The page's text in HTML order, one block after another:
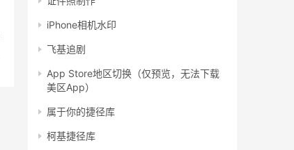
iPhone相机水印
飞基追剧
App Store地区切换（仅预览，无法下载
美区App）
属于你的捷径库
柯基捷径库